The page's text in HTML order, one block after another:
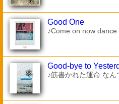
Good One
♪Come on now dance
Good-bye to
♪筋書かれた運命 なん